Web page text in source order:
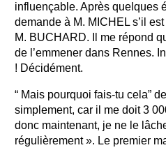
influençable. Après quelques
demande à M. MICHEL s’il
M. BUCHARD. Il me répond
de l’emmener dans Rennes.
! Décidément.
“ Mais pourquoi fais-tu cela”
simplement, car il me doit 3
donc maintenant, je ne le
régulièrement ». Le premier